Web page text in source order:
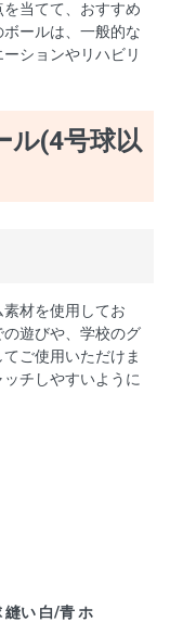
当てて、おすすめ
ールは、一般的な
ションやリハビリ
ル(4号球以
材を使用してお
遊びや、学校のグ
ご使用いただけま
チしやすいように
縫い 白/青 ホ